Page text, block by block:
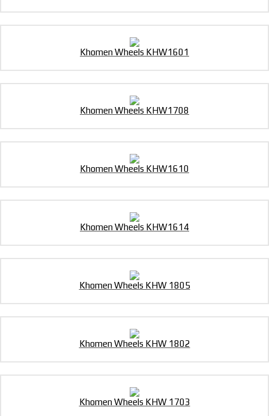
Khomen Wheels KHW1601
Khomen Wheels KHW1708
Khomen Wheels KHW1610
Khomen Wheels KHW1614
Khomen Wheels KHW 1805
Khomen Wheels KHW 1802
Khomen Wheels KHW 1703